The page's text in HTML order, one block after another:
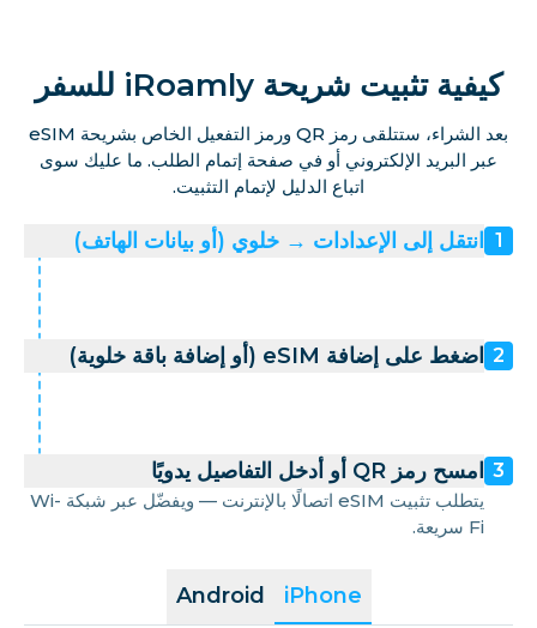
كيفية تثبيت شريحة iRoamly للسفر
بعد الشراء، ستتلقى رمز QR ورمز التفعيل الخاص بشريحة eSIM
عبر البريد الإلكتروني أو في صفحة إتمام الطلب. ما عليك سوى
اتباع الدليل لإتمام التثبيت.
iPhone
Android
1 انتقل إلى الإعدادات → خلوي (أو بيانات الهاتف)
2 اضغط على إضافة eSIM (أو إضافة باقة خلوية)
3 امسح رمز QR أو أدخل التفاصيل يدويًا
يتطلب تثبيت eSIM اتصالًا بالإنترنت — ويفضّل عبر شبكة Wi-
Fi سريعة.